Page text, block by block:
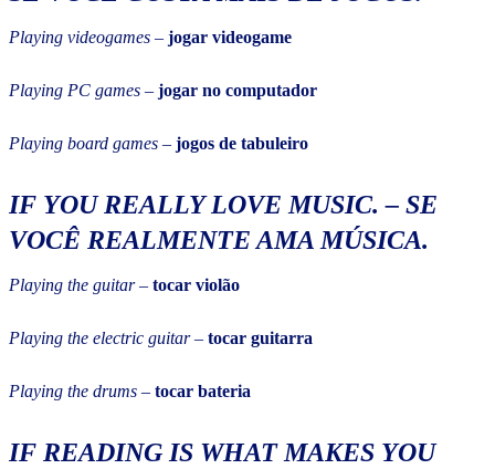
Playing videogames – jogar videogame
Playing PC games – jogar no computador
Playing board games – jogos de tabuleiro
IF YOU REALLY LOVE MUSIC. – SE
VOCÊ REALMENTE AMA MÚSICA.
Playing the guitar– tocar violão
Playing the electric guitar– tocar guitarra
Playing the drums – tocar bateria
IF READING IS WHAT MAKES YOU